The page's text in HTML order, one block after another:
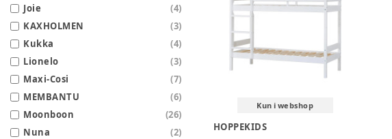
Joie
(4)
KAXHOLMEN
(3)
Kukka
(4)
Lionelo
(3)
Maxi-Cosi
(7)
MEMBANTU
(6)
Moonboon
(26)
Nuna
(2)
Kun i webshop
HOPPEKIDS